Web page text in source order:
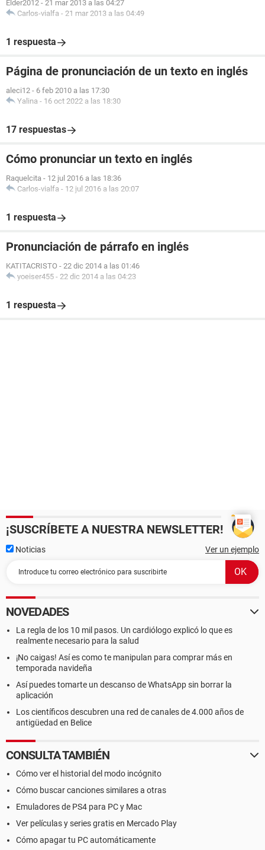
Elder2012 - 21 mar 2013 a las 04:27
Carlos-vialfa - 21 mar 2013 a las 04:49
1 respuesta
Página de pronunciación de un texto en inglés
aleci12 - 6 feb 2010 a las 17:30
Yalina - 16 oct 2022 a las 18:30
17 respuestas
Cómo pronunciar un texto en inglés
Raquelcita - 12 jul 2016 a las 18:36
Carlos-vialfa - 12 jul 2016 a las 20:07
1 respuesta
Pronunciación de párrafo en inglés
KATITACRISTO - 22 dic 2014 a las 01:46
yoeiser455 - 22 dic 2014 a las 04:23
1 respuesta
¡SUSCRÍBETE A NUESTRA NEWSLETTER!
Noticias Ver un ejemplo
NOVEDADES
La regla de los 10 mil pasos. Un cardiólogo explicó lo que es
realmente necesario para la salud
¡No caigas! Así es como te manipulan para comprar más en
temporada navideña
Así puedes tomarte un descanso de WhatsApp sin borrar la
aplicación
Los científicos descubren una red de canales de 4.000 años de
antigüedad en Belice
CONSULTA TAMBIÉN
Cómo ver el historial del modo incógnito
Cómo buscar canciones similares a otras
Emuladores de PS4 para PC y Mac
Ver películas y series gratis en Mercado Play
Cómo apagar tu PC automáticamente